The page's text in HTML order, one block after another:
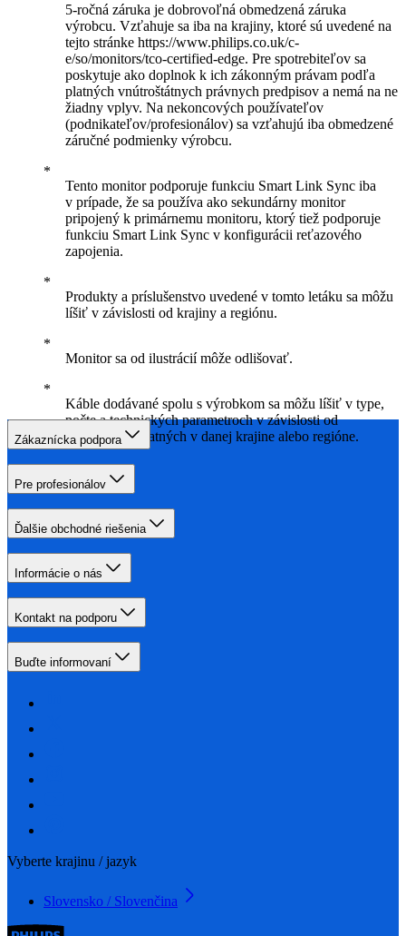
5-ročná záruka je dobrovoľná obmedzená záruka
výrobcu. Vzťahuje sa iba na krajiny, ktoré sú uvedené na
tejto stránke https://www.philips.co.uk/c-
e/so/monitors/tco-certified-edge. Pre spotrebiteľov sa
poskytuje ako doplnok k ich zákonným právam podľa
platných vnútroštátnych právnych predpisov a nemá na ne
žiadny vplyv. Na nekoncových používateľov
(podnikateľov/profesionálov) sa vzťahujú iba obmedzené
záručné podmienky výrobcu.
Tento monitor podporuje funkciu Smart Link Sync iba
v prípade, že sa používa ako sekundárny monitor
pripojený k primárnemu monitoru, ktorý tiež podporuje
funkciu Smart Link Sync v konfigurácii reťazového
zapojenia.
Produkty a príslušenstvo uvedené v tomto letáku sa môžu
líšiť v závislosti od krajiny a regiónu.
Monitor sa od ilustrácií môže odlišovať.
Káble dodávané spolu s výrobkom sa môžu líšiť v type,
počte a technických parametroch v závislosti od
požiadaviek platných v danej krajine alebo regióne.
Zákaznícka podpora
Pre profesionálov
Ďalšie obchodné riešenia
Informácie o nás
Kontakt na podporu
Buďte informovaní
Vyberte krajinu / jazyk
Slovensko / Slovenčina